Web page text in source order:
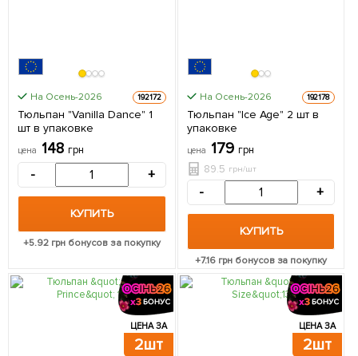
На Осень-2026 192172
Тюльпан "Vanilla Dance" 1
шт в упаковке
цена 148 грн
- +
КУПИТЬ
+5.92 грн бонусов за покупку
На Осень-2026 192178
Тюльпан "Ice Age" 2 шт в
упаковке
цена 179 грн
89.5 грн/шт
- +
КУПИТЬ
+7.16грн бонусов за покупку
ЦЕНА ЗА
2шт
ЦЕНА ЗА
2шт